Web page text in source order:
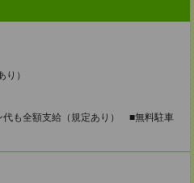
）
も全額支給（規定あり） ■無料駐車